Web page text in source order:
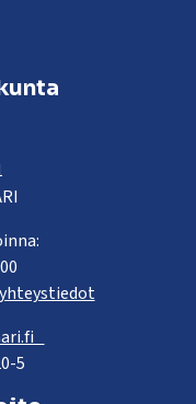
yhteystiedot
5